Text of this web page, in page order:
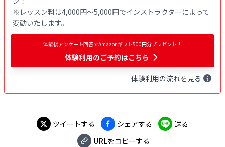
※レッスン料は4,000円〜5,000円でインストラクターによって
変動いたします。
体験後アンケート回答でAmazonギフト500円分プレゼント！
体験利用のご予約はこちら
体験利用の流れを見る
ツイートする シェアする
送る
URLをコピーする